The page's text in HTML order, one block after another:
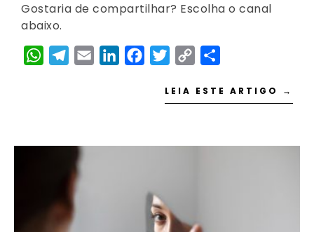
Gostaria de compartilhar? Escolha o canal
abaixo.
WhatsApp
Telegram
Email LinkedInFacebookTwitter
Copy
LEIA ESTE ARTIGO →